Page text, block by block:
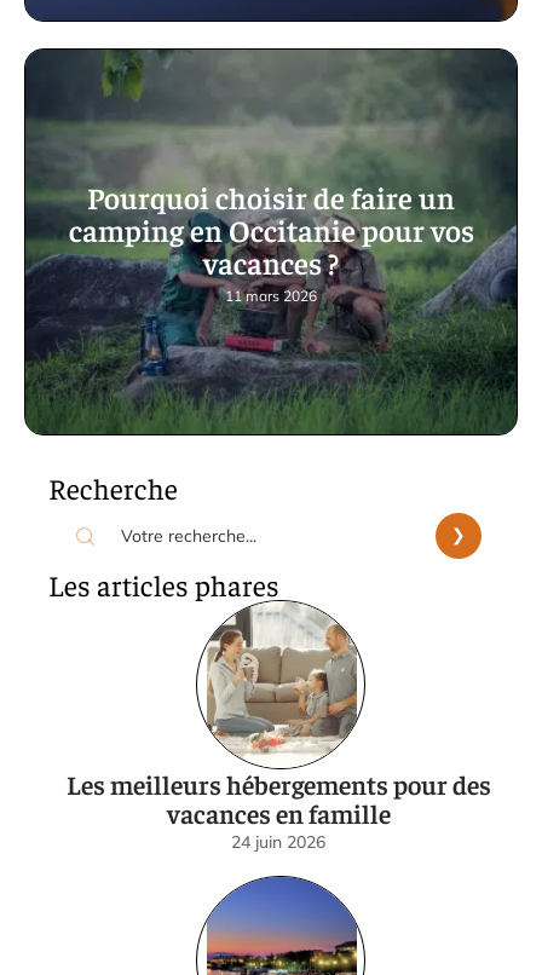
Pourquoi choisir de faire un
camping en Occitanie pour vos
vacances ?
11 mars 2026
Recherche
Les articles phares
Les meilleurs hébergements pour des
vacances en famille
24 juin 2026